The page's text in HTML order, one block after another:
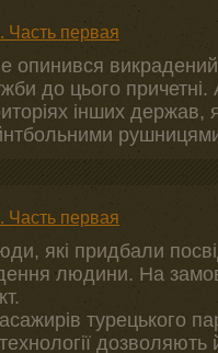
Часть первая
опинився
до цього
інших держав,
Часть первая
які придбали
людини. На
пасажирів